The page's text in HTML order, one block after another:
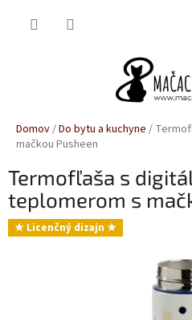
Domov/Do bytu a kuchyne /
mačkou Pusheen
Termofľaša s
teplomerom s
★ Licenčný dizajn ★